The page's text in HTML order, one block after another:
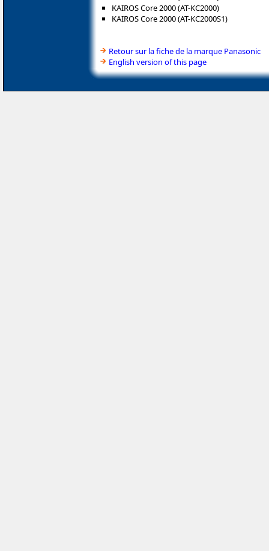
KAIROS Core 2000 (AT-KC2000)
KAIROS Core 2000 (AT-KC2000S1)
Retour sur la fiche de la marque Panasonic
English version of this page